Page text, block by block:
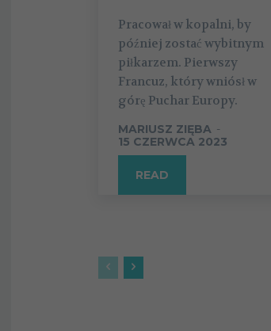
Pracował w kopalni, by
później zostać wybitnym
piłkarzem. Pierwszy
Francuz, który wniósł w
górę Puchar Europy.
MARIUSZ ZIĘBA -
15 CZERWCA 2023
READ